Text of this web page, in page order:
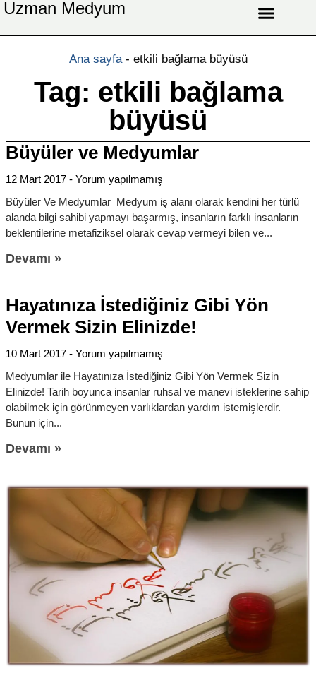
Uzman Medyum
Ana sayfa- etkili bağlama büyüsü
Tag: etkili bağlama
büyüsü
Büyüler ve Medyumlar
12 Mart 2017
Yorum yapılmamış
Büyüler Ve Medyumlar Medyum iş alanı olarak kendini her türlü
alanda bilgi sahibi yapmayı başarmış, insanların farklı insanların
beklentilerine metafiziksel olarak cevap vermeyi bilen ve
Devamı »
Hayatınıza İstediğiniz Gibi Yön
Vermek Sizin Elinizde!
10 Mart 2017
Yorum yapılmamış
Medyumlar ile Hayatınıza İstediğiniz Gibi Yön Vermek Sizin
Elinizde! Tarih boyunca insanlar ruhsal ve manevi isteklerine sahip
olabilmek için görünmeyen varlıklardan yardım istemişlerdir.
Bunun için
Devamı »